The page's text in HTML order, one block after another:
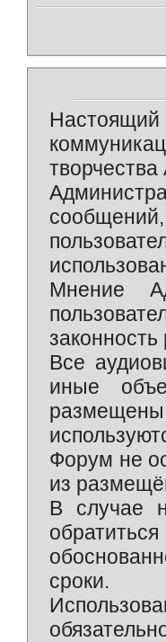
Мнение
Все
иные
Форум не
из
В случае
сроки.